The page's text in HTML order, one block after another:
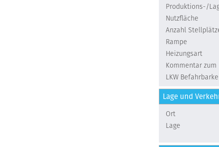
Produktions-/
Nutzfläche
Anzahl
Rampe
Heizungsart
Kommentar zum
LKW
Lage und
Ort
Lage